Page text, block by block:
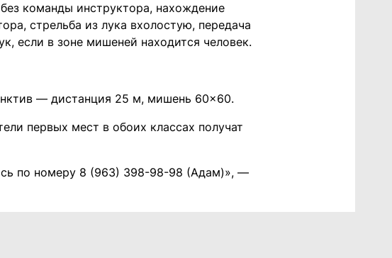
команды инструктора, нахождение
стрельба из лука вхолостую, передача
если в зоне мишеней находится человек.
— дистанция 25 м, мишень 60×60.
первых мест в обоих классах получат
по номеру 8 (963) 398-98-98 (Адам)», —